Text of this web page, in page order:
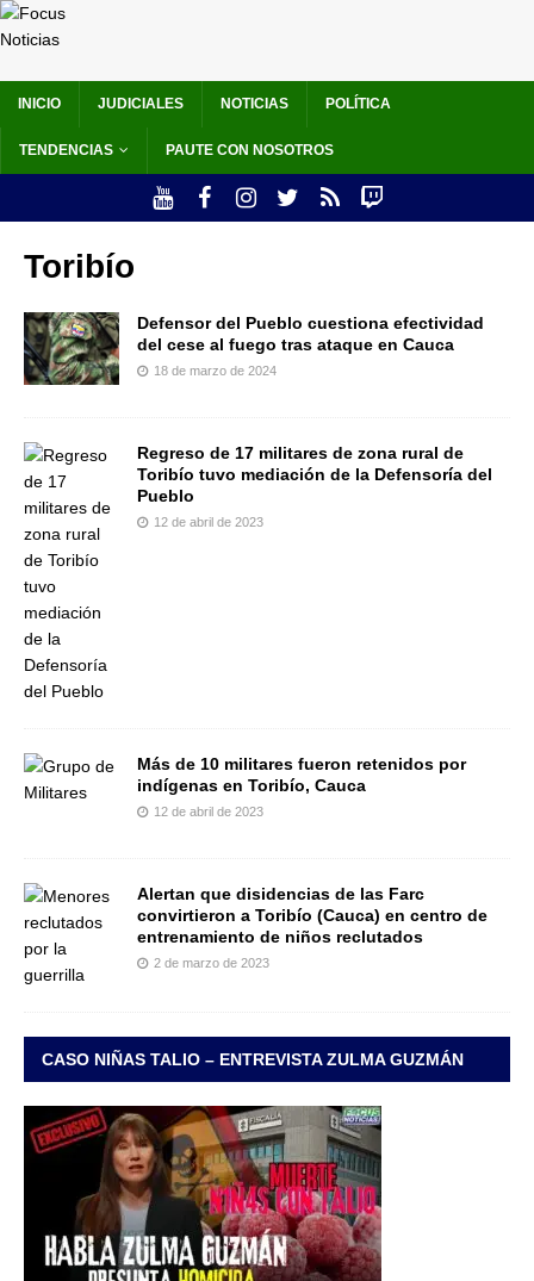
INICIO JUDICIALES NOTICIAS POLÍTICA
TENDENCIAS PAUTE CON NOSOTROS
Toribío
Defensor del Pueblo cuestiona efectividad
del cese al fuego tras ataque en Cauca
18 de marzo de 2024
Regreso de 17 militares de zona rural de
Toribío tuvo mediación de la Defensoría del
Pueblo
12 de abril de 2023
Más de 10 militares fueron retenidos por
indígenas en Toribío, Cauca
12 de abril de 2023
Alertan que disidencias de las Farc
convirtieron a Toribío (Cauca) en centro de
entrenamiento de niños reclutados
2 de marzo de 2023
CASO NIÑAS TALIO – ENTREVISTA ZULMA GUZMÁN